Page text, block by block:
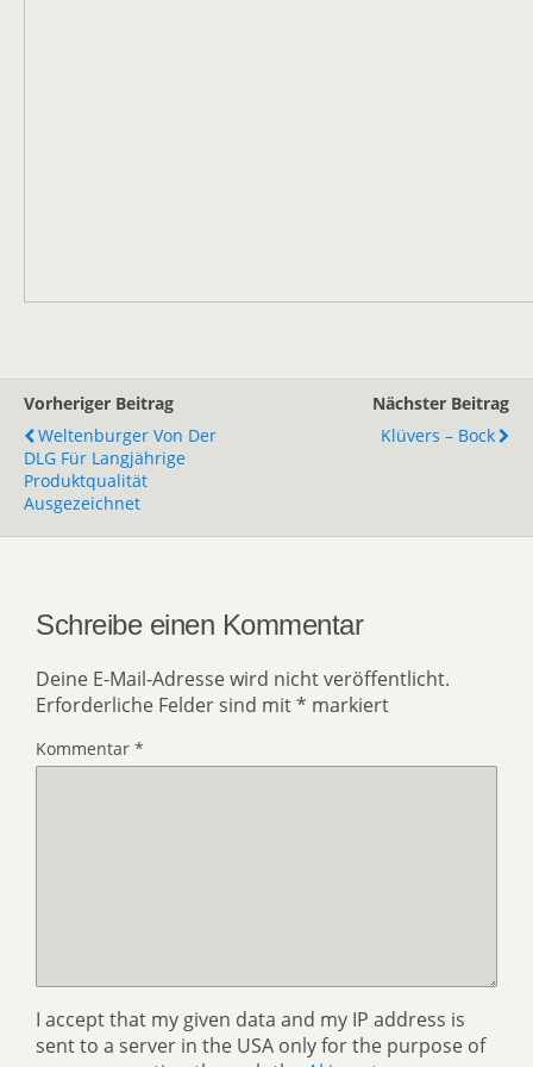
Vorheriger Beitrag
Weltenburger Von Der
DLG Für Langjährige
Produktqualität
Ausgezeichnet
Nächster Beitrag
Klüvers – Bock
Schreibe einen Kommentar
Deine E-Mail-Adresse wird nicht veröffentlicht.
Erforderliche Felder sind mit* markiert
Kommentar *
I accept that my given data and my IP address is
sent to a server in the USA only for the purpose of